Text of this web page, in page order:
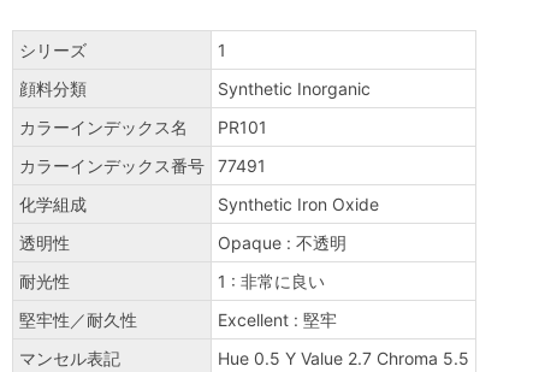
シリーズ
1
顔料分類
Synthetic Inorganic
カラーインデックス名
PR101
カラーインデックス番号
77491
化学組成
Synthetic Iron Oxide
透明性
Opaque : 不透明
耐光性
1 : 非常に良い
堅牢性／耐久性
Excellent : 堅牢
マンセル表記
Hue 0.5 Y Value 2.7 Chroma 5.5